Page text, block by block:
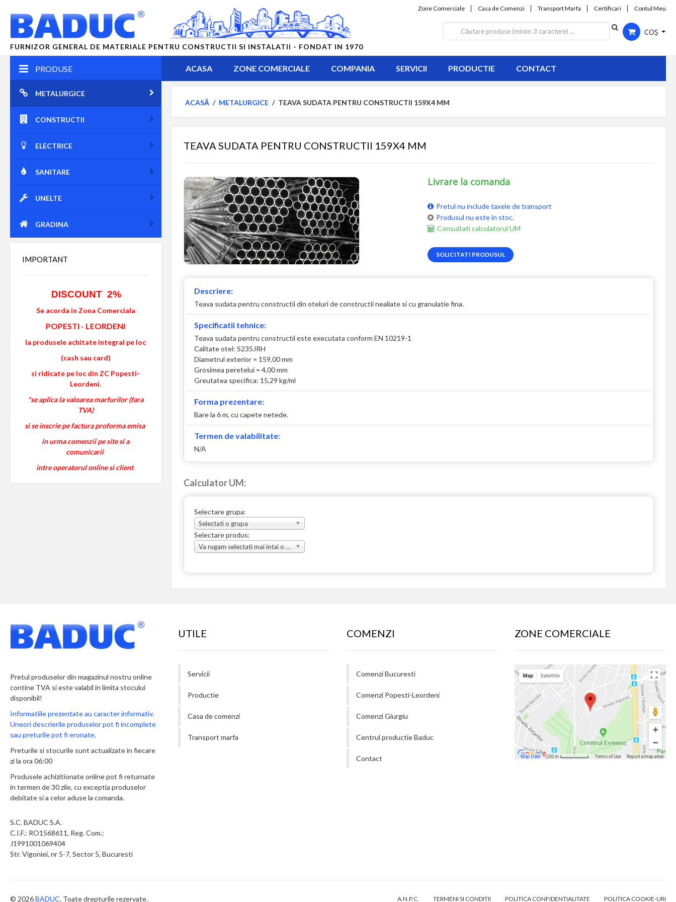
FURNIZOR GENERAL DE MATERIALE PENTRU CONSTRUCTII SI INSTALATII - FONDAT IN 1970
Zone Comerciale Casa de Comenzi Transport Marfa Certificari Contul Meu
COȘ
PRODUSE
METALURGICE
CONSTRUCTII
ELECTRICE
SANITARE
UNELTE
GRADINA
IMPORTANT
DISCOUNT 2%
Se acorda in Zona Comerciala
POPESTI - LEORDENI
la produsele achitate integral pe loc
(cash sau card)
si ridicate pe loc din ZC Popesti-
Leordeni.
*se aplica la valoarea marfurilor (fara
TVA)
si se inscrie pe factura proforma emisa
in urma comenzii pe site si a
comunicarii
intre operatorul online si client
ACASA ZONE COMERCIALE COMPANIA SERVICII PRODUCTIE CONTACT
ACASĂ / METALURGICE / TEAVA SUDATA PENTRU CONSTRUCTII 159X4 MM
TEAVA SUDATA PENTRU CONSTRUCTII 159X4 MM
Livrare la comanda
Pretul nu include taxele de transport
Produsul nu este in stoc.
Consultati calculatorul UM
SOLICITATI PRODUSUL
Descriere:
Teava sudata pentru constructii din oteluri de constructii nealiate si cu granulatie fina.
Specificatii tehnice:
Teava sudata pentru constructii este executata conform EN 10219-1
Calitate otel: S235JRH
Diametrul exterior = 159,00 mm
Grosimea peretelui = 4,00 mm
Greutatea specifica: 15,29 kg/ml
Forma prezentare:
Bare la 6 m, cu capete netede.
Termen de valabilitate:
N/A
Calculator UM:
Selectare grupa:
Selectati o grupa
Selectare produs:
Va rugam selectati mai intai o grupa
Pretul produselor din magazinul nostru online
contine TVA si este valabil in limita stocului
disponibil!
Informatiile prezentate au caracter informativ.
Uneori descrierile produselor pot fi incomplete
sau preturile pot fi eronate.
Preturile si stocurile sunt actualizate in fiecare
zi la ora 06:00
Produsele achizitionate online pot fi returnate
in termen de 30 zile, cu exceptia produselor
debitate si a celor aduse la comanda.
S.C. BADUC S.A.
C.I.F.: RO1568611, Reg. Com.:
J1991001069404
Str. Vigoniei, nr 5-7, Sector 5, Bucuresti
UTILE
Servicii
Productie
Casa de comenzi
Transport marfa
COMENZI
Comenzi Bucuresti
Comenzi Popesti-Leordeni
Comenzi Giurgiu
Centrul productie Baduc
Contact
ZONE COMERCIALE
© 2026BADUC. Toate drepturile rezervate. A.N.P.C. TERMENI SI CONDITII POLITICA CONFIDENTIALITATE POLITICA COOKIE-URI